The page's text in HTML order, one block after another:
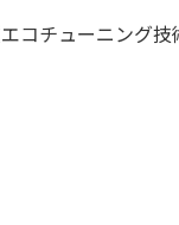
コチューニング